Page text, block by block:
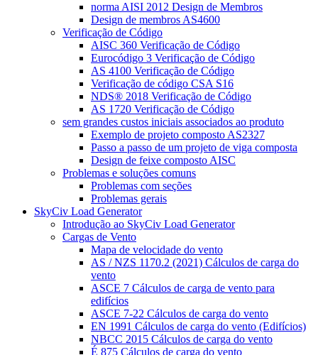
norma AISI 2012 Design de Membros
Design de membros AS4600
Verificação de Código
AISC 360 Verificação de Código
Eurocódigo 3 Verificação de Código
AS 4100 Verificação de Código
Verificação de código CSA S16
NDS® 2018 Verificação de Código
AS 1720 Verificação de Código
sem grandes custos iniciais associados ao produto
Exemplo de projeto composto AS2327
Passo a passo de um projeto de viga composta
Design de feixe composto AISC
Problemas e soluções comuns
Problemas com seções
Problemas gerais
SkyCiv Load Generator
Introdução ao SkyCiv Load Generator
Cargas de Vento
Mapa de velocidade do vento
AS / NZS 1170.2 (2021) Cálculos de carga do
vento
ASCE 7 Cálculos de carga de vento para
edifícios
ASCE 7-22 Cálculos de carga do vento
EN 1991 Cálculos de carga do vento (Edifícios)
NBCC 2015 Cálculos de carga do vento
É 875 Cálculos de carga do vento